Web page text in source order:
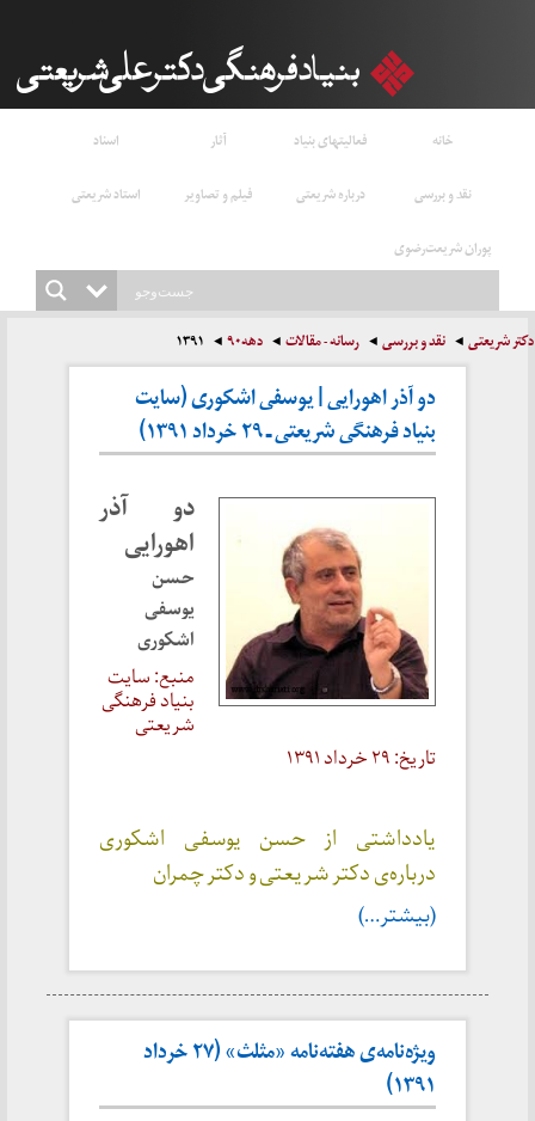
خانه فعالیتهای بنیاد آثار
اسناد
نقد و بررسی
درباره شریعتی فیلم و تصاویر
استاد شریعتی
پوران شریعت‌رضوی
دکتر شریعتی نقد و بررسی رسانه - مقالات دهه۹۰ ۱۳۹۱
دو آذر اهورایی | یوسفی اشکوری (سایت
بنیاد فرهنگی شریعتی ـ ۲۹ خرداد ۱۳۹۱)
دو آذر
اهورایی
حسن
یوسفی
اشکوری
منبع: سایت
بنیاد فرهنگی
شریعتی
تاریخ: ۲۹ خرداد ۱۳۹۱
یادداشتی از حسن یوسفی اشکوری
درباره‌ی دکتر شریعتی و دکتر چمران
(بیشتر…)
ویژه‌نامه‌‌ی هفته‌نامه‌ «مثلث» (۲۷ خرداد
۱۳۹۱)